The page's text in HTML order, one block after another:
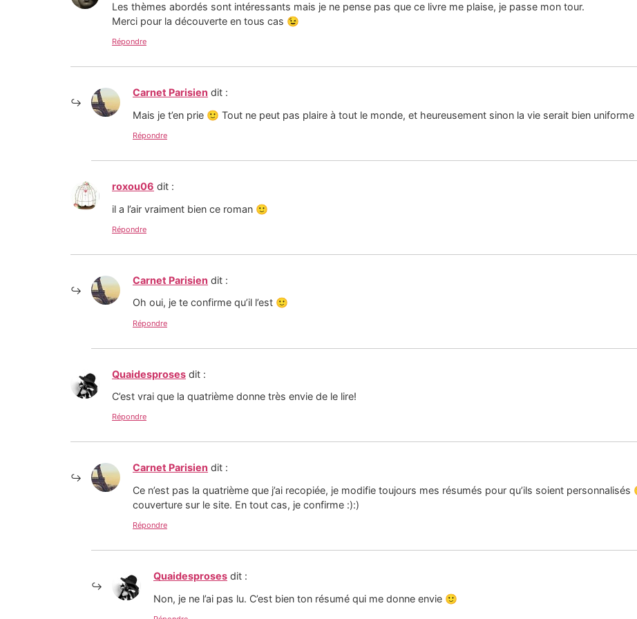
Les thèmes abordés sont intéressants mais je ne pense pas que ce livre me plaise, je passe mon tour.
Merci pour la découverte en tous cas 😉
Répondre
Carnet Parisien dit :
Mais je t’en prie 🙂 Tout ne peut pas plaire à tout le monde, et heureusement sinon la vie serait bien uniforme
Répondre
roxou06 dit :
il a l’air vraiment bien ce roman 🙂
Répondre
Carnet Parisien dit :
Oh oui, je te confirme qu’il l’est 🙂
Répondre
Quaidesproses dit :
C’est vrai que la quatrième donne très envie de le lire!
Répondre
Carnet Parisien dit :
Ce n’est pas la quatrième que j’ai recopiée, je modifie toujours mes résumés pour qu’ils soient
couverture sur le site. En tout cas, je confirme :):)
Répondre
Quaidesproses dit :
Non, je ne l’ai pas lu. C’est bien ton résumé qui me donne envie 🙂